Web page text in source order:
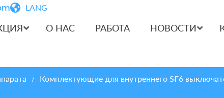
LANG
О НАС РАБОТА НОВОСТИ
/ Комплектующие для внутреннего SF6